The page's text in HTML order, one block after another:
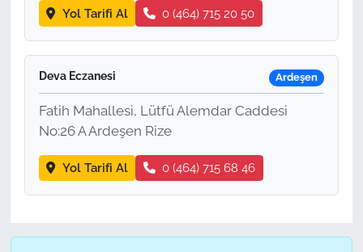
Yol Tarifi Al 0 (464) 715 20 50
Deva Eczanesi Ardeşen
Fatih Mahallesi, Lütfü Alemdar Caddesi
No:26 A Ardeşen Rize
Yol Tarifi Al 0 (464) 715 68 46